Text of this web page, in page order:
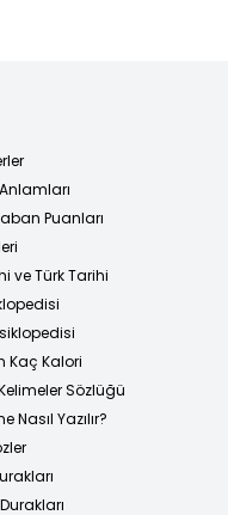
Puanları
ve Türk Tarihi
Kaç Kalori
Sözlüğü
Nasıl Yazılır?